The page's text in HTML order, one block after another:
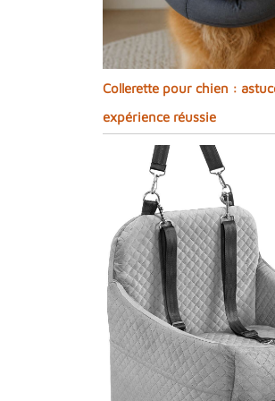
Collerette pour chien :
expérience réussie